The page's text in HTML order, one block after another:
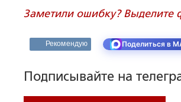
Заметили ошибку?
Рекомендую Поделиться в
Подписывайте на